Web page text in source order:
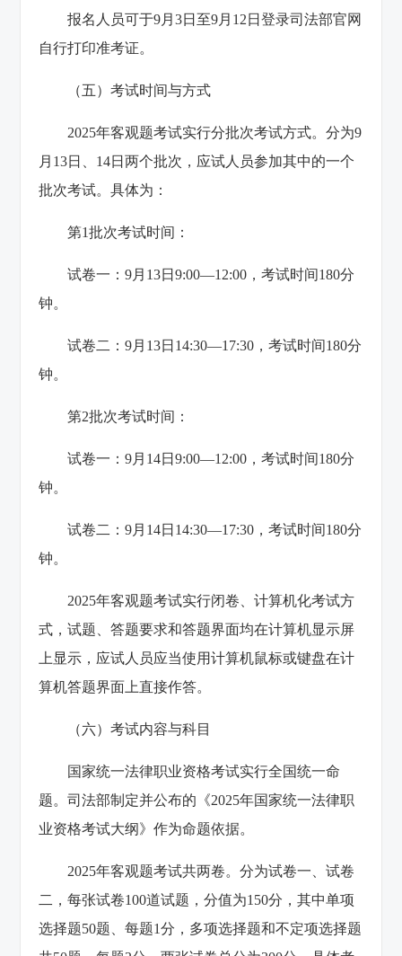
报名人员可于9月3日至9月12日登录司法部官网
自行打印准考证。
（五）考试时间与方式
2025年客观题考试实行分批次考试方式。分为9
月13日、14日两个批次，应试人员参加其中的一个
批次考试。具体为：
第1批次考试时间：
试卷一：9月13日9:00—12:00，考试时间180分
钟。
试卷二：9月13日14:30—17:30，考试时间180分
钟。
第2批次考试时间：
试卷一：9月14日9:00—12:00，考试时间180分
钟。
试卷二：9月14日14:30—17:30，考试时间180分
钟。
2025年客观题考试实行闭卷、计算机化考试方
式，试题、答题要求和答题界面均在计算机显示屏
上显示，应试人员应当使用计算机鼠标或键盘在计
算机答题界面上直接作答。
（六）考试内容与科目
国家统一法律职业资格考试实行全国统一命
题。司法部制定并公布的《2025年国家统一法律职
业资格考试大纲》作为命题依据。
2025年客观题考试共两卷。分为试卷一、试卷
二，每张试卷100道试题，分值为150分，其中单项
选择题50题、每题1分，多项选择题和不定项选择题